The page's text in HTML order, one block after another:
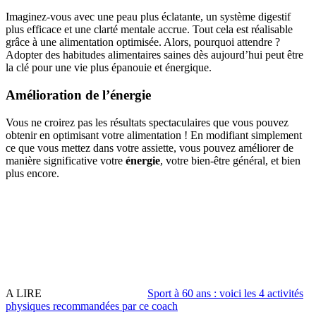
Imaginez-vous avec une peau plus éclatante, un système digestif
plus efficace et une clarté mentale accrue. Tout cela est réalisable
grâce à une alimentation optimisée. Alors, pourquoi attendre ?
Adopter des habitudes alimentaires saines dès aujourd’hui peut être
la clé pour une vie plus épanouie et énergique.
Amélioration de l’énergie
Vous ne croirez pas les résultats spectaculaires que vous pouvez
obtenir en optimisant votre alimentation ! En modifiant simplement
ce que vous mettez dans votre assiette, vous pouvez améliorer de
manière significative votre énergie, votre bien-être général, et bien
plus encore.
A LIRE
Sport à 60 ans : voici les 4 activités
physiques recommandées par ce coach